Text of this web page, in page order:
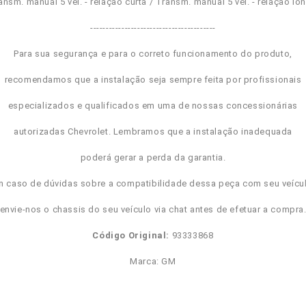
----------------------------------------
Para sua segurança e para o correto funcionamento do produto,
recomendamos que a instalação seja sempre feita por profissionais
especializados e qualificados em uma de nossas concessionárias
autorizadas Chevrolet. Lembramos que a instalação inadequada
poderá gerar a perda da garantia.
caso de dúvidas sobre a compatibilidade dessa peça com seu
envie-nos o chassis do seu veículo via chat antes de efetuar a compra.
Código Original: 93333868
Marca: GM